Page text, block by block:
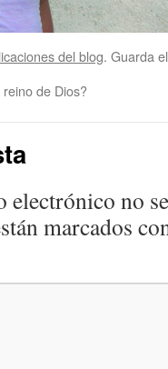
del blog. Guarda
de Dios?
electrónico no
marcados